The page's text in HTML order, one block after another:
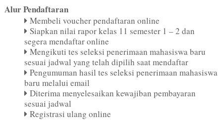
Alur Pendaftaran
Membeli voucher pendaftaran online
Siapkan nilai rapor kelas 11 semester 1 – 2 dan
segera mendaftar online
Mengikuti tes seleksi penerimaan mahasiswa baru
sesuai jadwal yang telah dipilih saat mendaftar
Pengumuman hasil tes seleksi penerimaan mahasiswa
baru melalui email
Diterima menyelesaikan kewajiban pembayaran
sesuai jadwal
Registrasi ulang online